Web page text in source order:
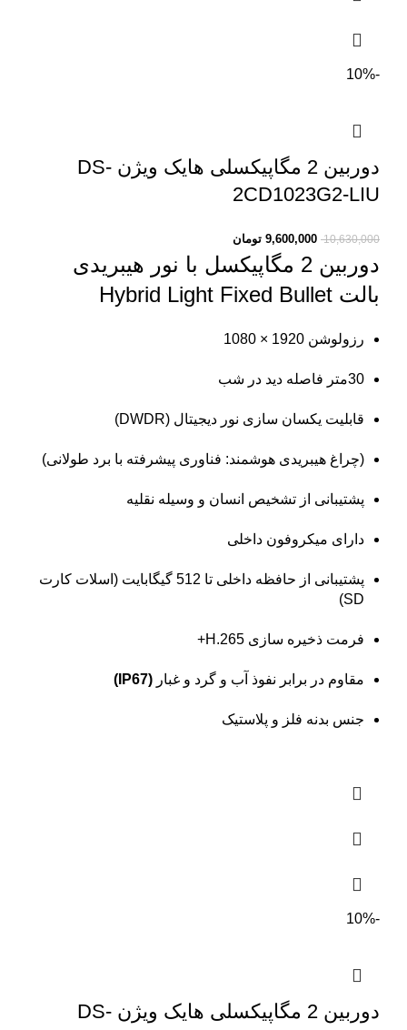
-10%
دوربین 2 مگاپیکسلی هایک ویژن DS-
2CD1023G2-LIU
10,630,000
9,600,000 تومان
دوربین 2 مگاپیکسل با نور هیبریدی
بالت Hybrid Light Fixed Bullet
رزولوشن 1920 × 1080
30متر فاصله دید در شب
قابلیت یکسان سازی نور دیجیتال (DWDR)
(چراغ هیبریدی هوشمند: فناوری پیشرفته با برد طولانی)
پشتیبانی از تشخیص انسان و وسیله نقلیه
دارای میکروفون داخلی
پشتیبانی از حافظه داخلی تا 512 گیگابایت (اسلات کارت
SD)
فرمت ذخیره سازی H.265+
مقاوم در برابر نفوذ آب و گرد و غبار (IP67)
جنس بدنه فلز و پلاستیک
-10%
دوربین 2 مگاپیکسلی هایک ویژن DS-